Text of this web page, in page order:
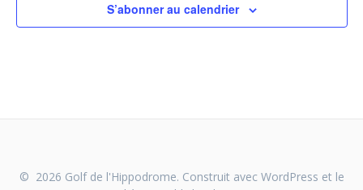
S’abonner au calendrier
© 2026 Golf de l'Hippodrome. Construit avec WordPress et le